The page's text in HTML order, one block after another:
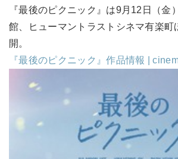
『最後のピクニック』は9月12日（金
館、ヒューマントラストシネマ有楽町
開。
『最後のピクニック』作品情報 |